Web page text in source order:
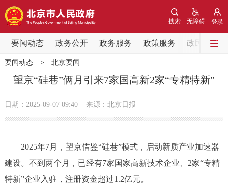
登录
无障碍
搜索
要闻动态 政务公开 政务服务 政策服务 政民互动
要闻动态
党中央精神
政务公开
市领导 机构职能
要闻动态> 北京要闻
望京“硅巷”俩月引来7家国高新2家“专精特新”
日期：2025-09-07 09:40 来源：北京日报
2025年7月，望京借鉴“硅巷”模式，启动新质产业加速器
建设。不到两个月，已经有7家国家高新技术企业、2家“专精
特新”企业入驻，注册资金超过1.2亿元。